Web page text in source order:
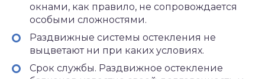
окнами, как правило, не сопровождается
особыми сложностями.
Раздвижные системы остекления не
выцветают ни при каких условиях.
Срок службы. Раздвижное остекление